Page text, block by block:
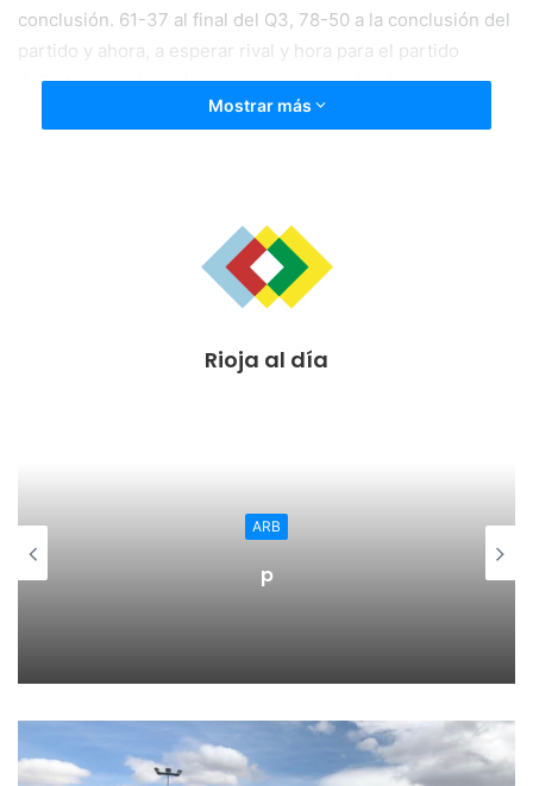
conclusión. 61-37 al final del Q3, 78-50 a la conclusión del
partido y ahora, a esperar rival y hora para el partido
definitivo en el que las riojanas se jugarán el ascenso.
Mostrar más
Rioja al día
ARB
p